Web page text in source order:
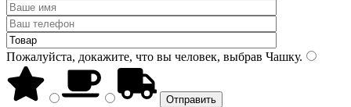
Пожалуйста, докажите, что вы человек, выбрав Чашку.